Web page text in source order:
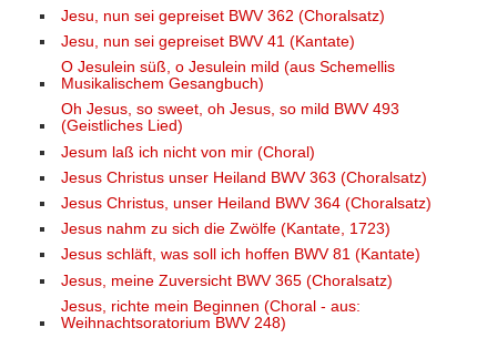
Jesu, nun sei gepreiset BWV 362 (Choralsatz)
Jesu, nun sei gepreiset BWV 41 (Kantate)
O Jesulein süß, o Jesulein mild (aus Schemellis
Musikalischem Gesangbuch)
Oh Jesus, so sweet, oh Jesus, so mild BWV 493
(Geistliches Lied)
Jesum laß ich nicht von mir (Choral)
Jesus Christus unser Heiland BWV 363 (Choralsatz)
Jesus Christus, unser Heiland BWV 364 (Choralsatz)
Jesus nahm zu sich die Zwölfe (Kantate, 1723)
Jesus schläft, was soll ich hoffen BWV 81 (Kantate)
Jesus, meine Zuversicht BWV 365 (Choralsatz)
Jesus, richte mein Beginnen (Choral - aus:
Weihnachtsoratorium BWV 248)